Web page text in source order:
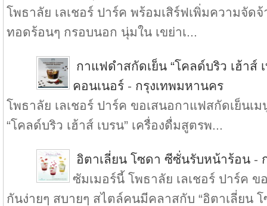
โพธาลัย เลเชอร์ ปาร์ค พร้อมเสิร์ฟเพิ่มความจัด
ทอดร้อนๆ กรอบนอก นุ่มใน เขย่าเ...
กาแฟดำสกัดเย็น “โคลด์บริว เฮ้าส์
คอนเนอร์ - กรุงเทพมหานคร
โพธาลัย เลเชอร์ ปาร์ค ขอเสนอกาแฟสกัดเย็นเ
“โคลด์บริว เฮ้าส์ เบรน” เครื่องดื่มสูตรพ...
อิตาเลี่ยน โซดา ซีซั่นรับหน้าร้อน -
ซัมเมอร์นี้ โพธาลัย เลเชอร์ ปาร์ค
กันง่ายๆ สบายๆ สไตล์คนมีคลาสกับ “อิตาเลี่ยน